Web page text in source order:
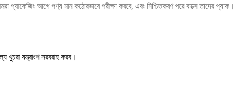
আগে পণ্য মান কঠোরভাবে পরীক্ষা করবে, এবং নিশ্চিতকরণ পরে বাক্সে তাদের প্যাক।
খুচরা যন্ত্রাংশ সরবরাহ করব।